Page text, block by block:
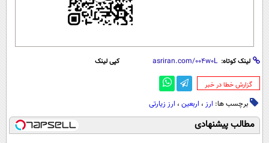
لینک کوتاه: کپی لینک
‌گزارش خطا در خبر
برچسب ها: ارز ، اربعین ، ارز زیارتی
مطالب پیشنهادی